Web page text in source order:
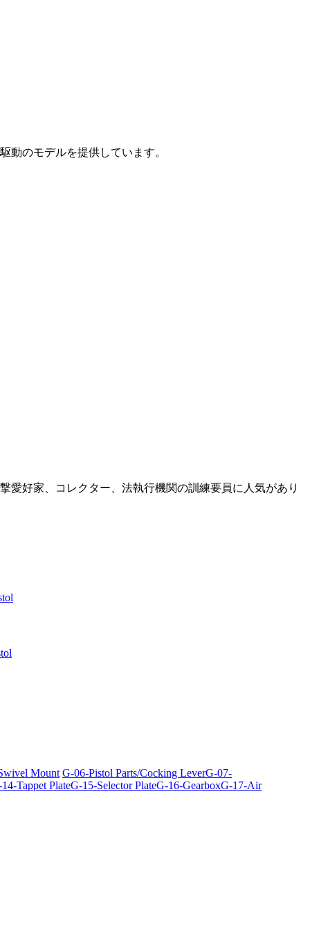
動のモデルを提供しています。
愛好家、コレクター、法執行機関の訓練要員に人気があり
Mount G-06-Pistol Parts/Cocking LeverG-07-
Tappet PlateG-15-Selector PlateG-16-GearboxG-17-Air